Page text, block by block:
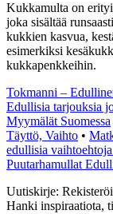
Kukkamulta on
joka sisältää
kukkien kasvua,
esimerkiksi
kukkapenkkeihin.
Tokmanni –
Edullisia tarjouksia
Myymälät Suomessa
Täyttö, Vaihto •
edullisia
Puutarhamullat
Uutiskirje:
Hanki inspiraatiota,